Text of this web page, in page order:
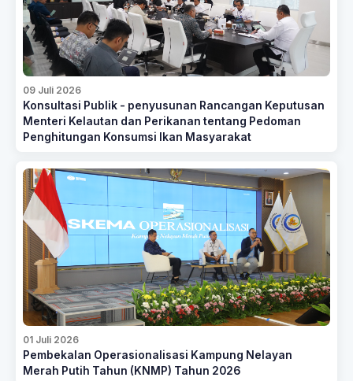
09 Juli 2026
Konsultasi Publik - penyusunan Rancangan Keputusan
Menteri Kelautan dan Perikanan tentang Pedoman
Penghitungan Konsumsi Ikan Masyarakat
01 Juli 2026
Pembekalan Operasionalisasi Kampung Nelayan
Merah Putih Tahun (KNMP) Tahun 2026